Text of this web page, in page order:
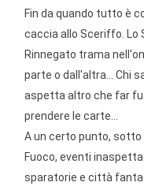
Fin da quando tutto è
caccia allo Sceriffo. Lo
Rinnegato trama
parte o dall'altra... Chi
aspetta altro che far
prendere le carte...
A un certo punto, sotto
Fuoco, eventi
sparatorie e città